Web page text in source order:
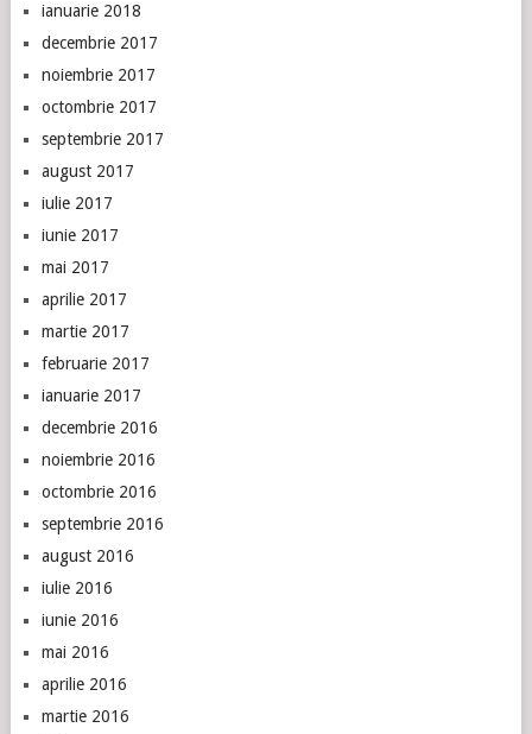
ianuarie 2018
decembrie 2017
noiembrie 2017
octombrie 2017
septembrie 2017
august 2017
iulie 2017
iunie 2017
mai 2017
aprilie 2017
martie 2017
februarie 2017
ianuarie 2017
decembrie 2016
noiembrie 2016
octombrie 2016
septembrie 2016
august 2016
iulie 2016
iunie 2016
mai 2016
aprilie 2016
martie 2016